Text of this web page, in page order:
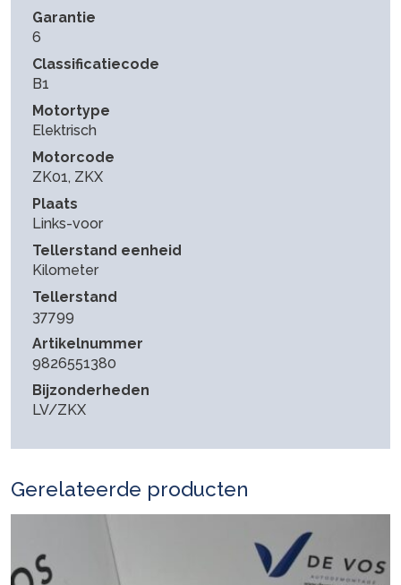
Garantie
6
Classificatiecode
B1
Motortype
Elektrisch
Motorcode
ZK01, ZKX
Plaats
Links-voor
Tellerstand eenheid
Kilometer
Tellerstand
37799
Artikelnummer
9826551380
Bijzonderheden
LV/ZKX
Gerelateerde producten